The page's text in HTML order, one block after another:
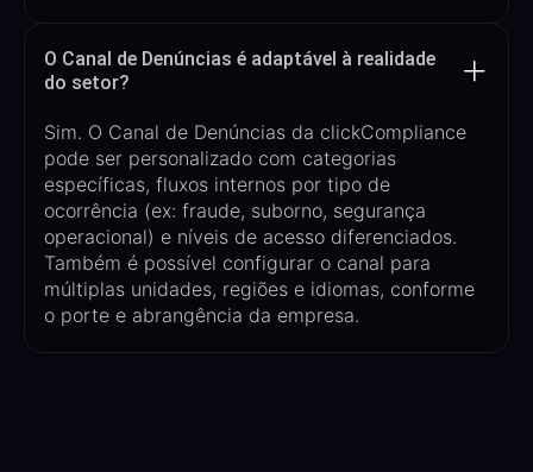
O Canal de Denúncias é adaptável à realidade
do setor?
Sim. O Canal de Denúncias da clickCompliance
pode ser personalizado com categorias
específicas, fluxos internos por tipo de
ocorrência (ex: fraude, suborno, segurança
operacional) e níveis de acesso diferenciados.
Também é possível configurar o canal para
múltiplas unidades, regiões e idiomas, conforme
o porte e abrangência da empresa.